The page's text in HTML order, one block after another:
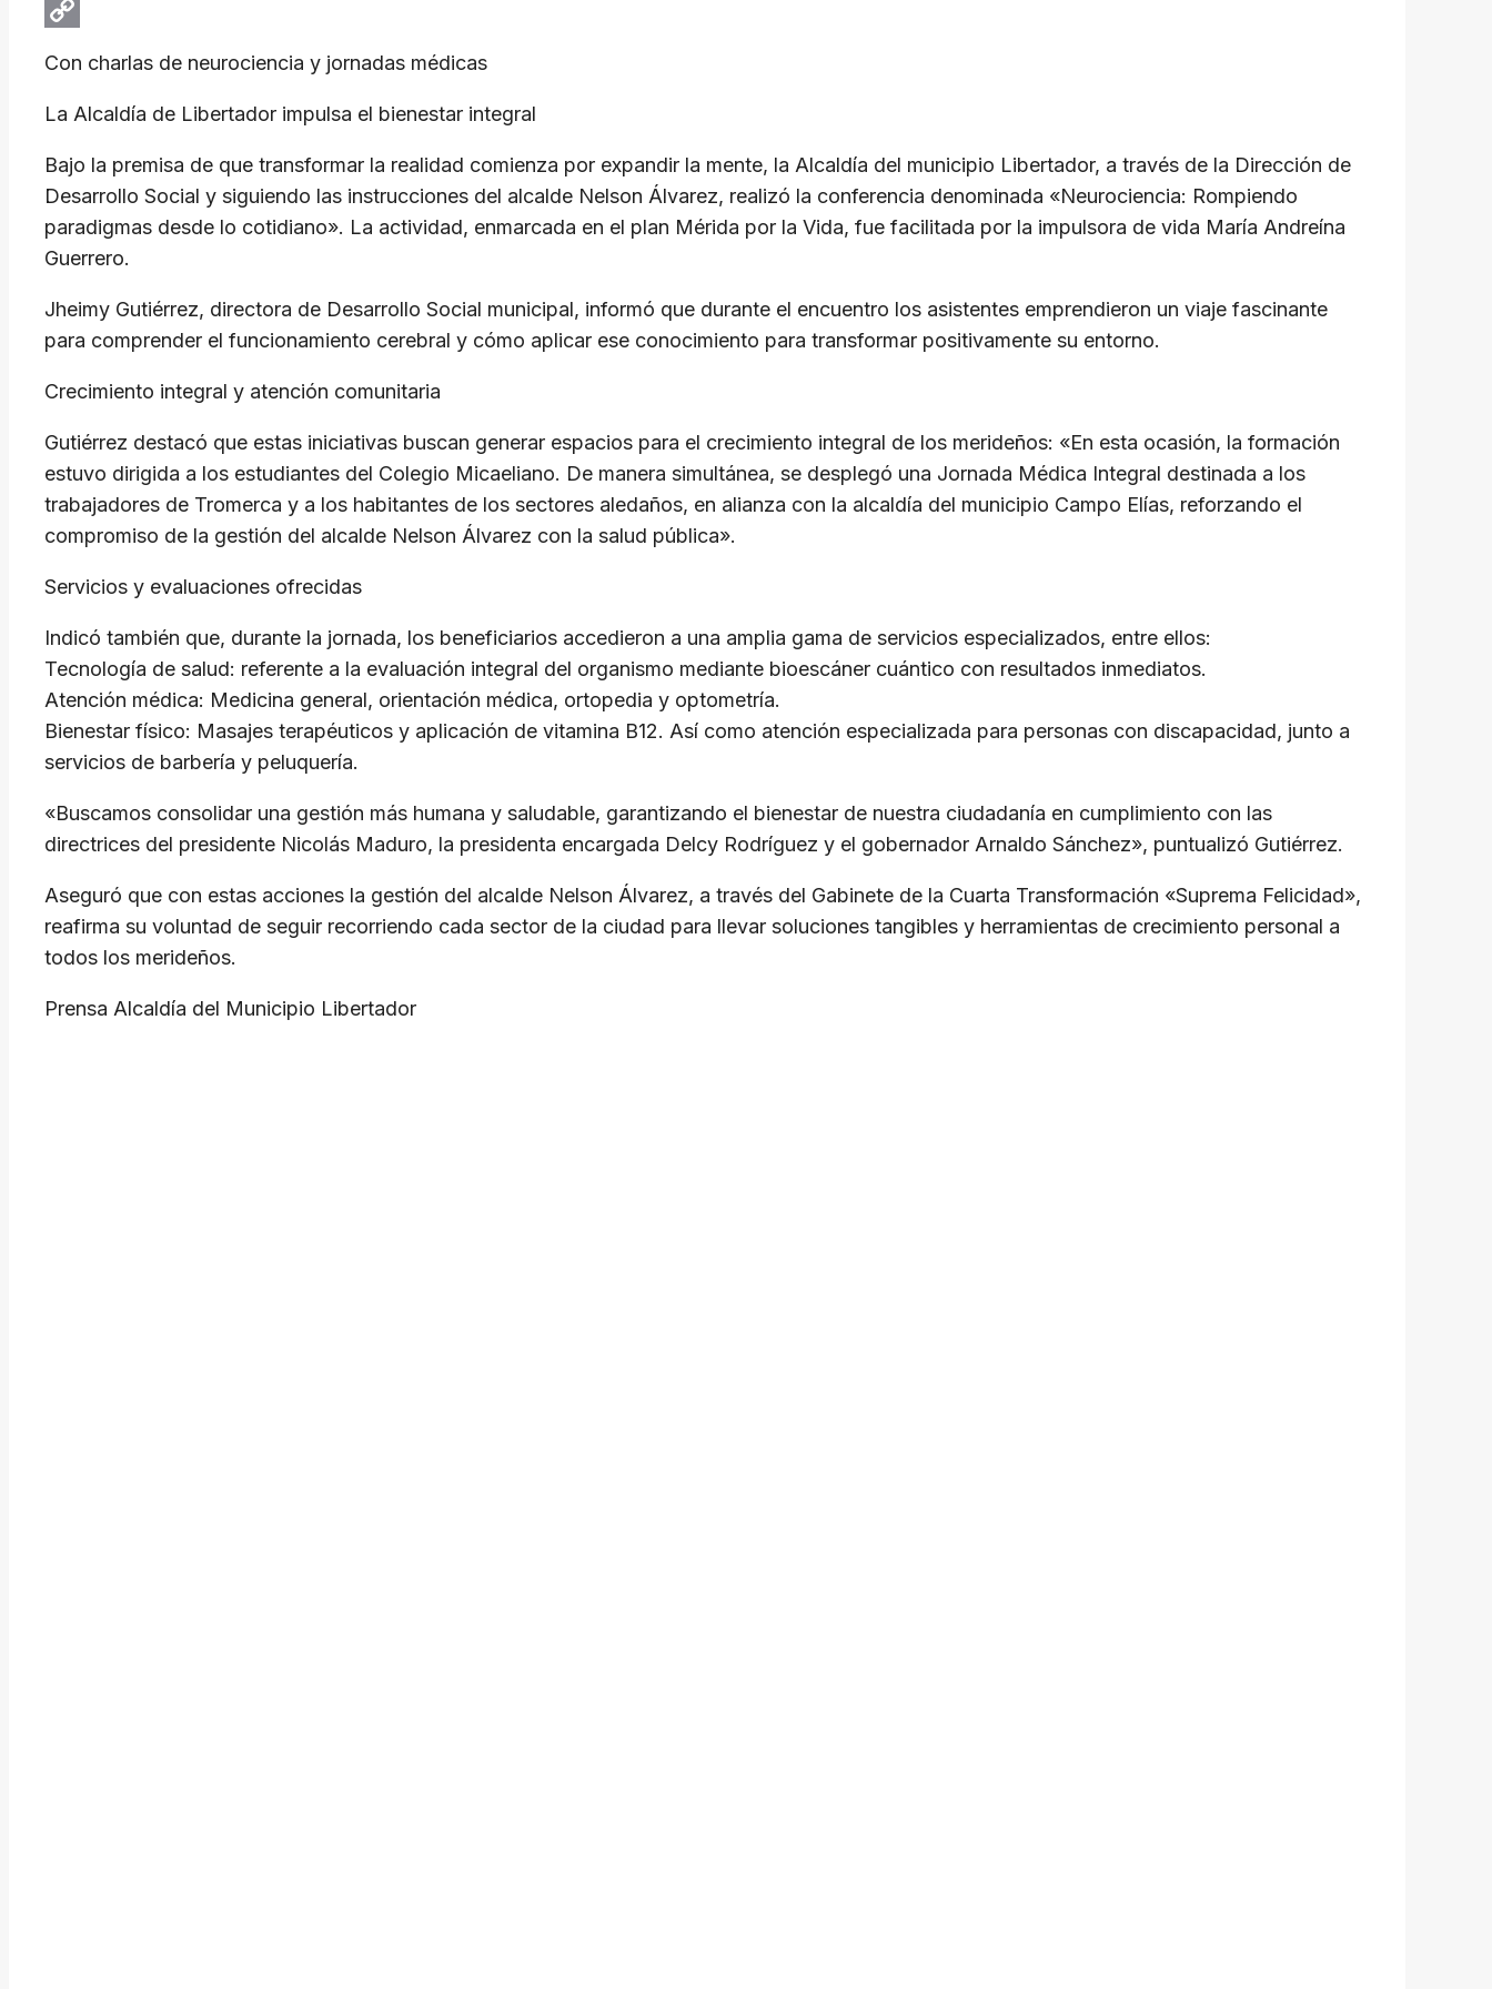
Email
Con charlas de neurociencia y jornadas médicas
La Alcaldía de Libertador impulsa el bienestar integral
Bajo la premisa de que transformar la realidad comienza por expandir la mente, la Alcaldía del municipio Libertador, a través de la Dirección de
Desarrollo Social y siguiendo las instrucciones del alcalde Nelson Álvarez, realizó la conferencia denominada «Neurociencia: Rompiendo
paradigmas desde lo cotidiano». La actividad, enmarcada en el plan Mérida por la Vida, fue facilitada por la impulsora de vida María Andreína
Guerrero.
Jheimy Gutiérrez, directora de Desarrollo Social municipal, informó que durante el encuentro los asistentes emprendieron un viaje fascinante
para comprender el funcionamiento cerebral y cómo aplicar ese conocimiento para transformar positivamente su entorno.
Crecimiento integral y atención comunitaria
Gutiérrez destacó que estas iniciativas buscan generar espacios para el crecimiento integral de los merideños: «En esta ocasión, la formación
estuvo dirigida a los estudiantes del Colegio Micaeliano. De manera simultánea, se desplegó una Jornada Médica Integral destinada a los
trabajadores de Tromerca y a los habitantes de los sectores aledaños, en alianza con la alcaldía del municipio Campo Elías, reforzando el
compromiso de la gestión del alcalde Nelson Álvarez con la salud pública».
Servicios y evaluaciones ofrecidas
Indicó también que, durante la jornada, los beneficiarios accedieron a una amplia gama de servicios especializados, entre ellos:
Tecnología de salud: referente a la evaluación integral del organismo mediante bioescáner cuántico con resultados inmediatos.
Atención médica: Medicina general, orientación médica, ortopedia y optometría.
Bienestar físico: Masajes terapéuticos y aplicación de vitamina B12. Así como atención especializada para personas con discapacidad, junto a
servicios de barbería y peluquería.
«Buscamos consolidar una gestión más humana y saludable, garantizando el bienestar de nuestra ciudadanía en cumplimiento con las
directrices del presidente Nicolás Maduro, la presidenta encargada Delcy Rodríguez y el gobernador Arnaldo Sánchez», puntualizó Gutiérrez.
Aseguró que con estas acciones la gestión del alcalde Nelson Álvarez, a través del Gabinete de la Cuarta Transformación «Suprema Felicidad»,
reafirma su voluntad de seguir recorriendo cada sector de la ciudad para llevar soluciones tangibles y herramientas de crecimiento personal a
todos los merideños.
Prensa Alcaldía del Municipio Libertador